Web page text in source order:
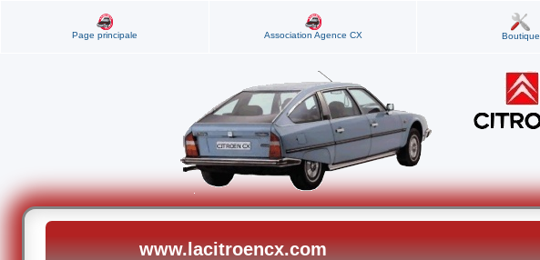
Page principale Association Agence CX Boutique
www.lacitroencx.com